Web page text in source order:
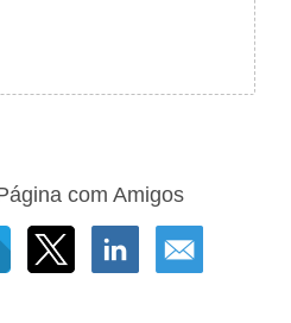
com Amigos